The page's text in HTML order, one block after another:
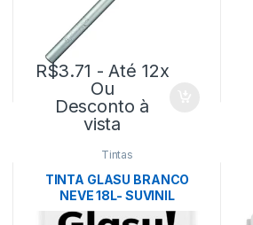
R$3.71 - Até 12x
Ou
Desconto à
vista
Tintas
TINTA GLASU BRANCO
NEVE 18L- SUVINIL